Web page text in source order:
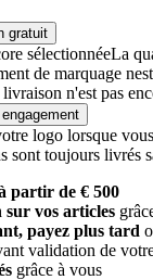
gratuit
sélectionnéeLa
de marquage
n'est pas
logo lorsque
sont toujours livrés
partir de € 500
sur vos articles
payez plus tard
validation de
grâce à vous